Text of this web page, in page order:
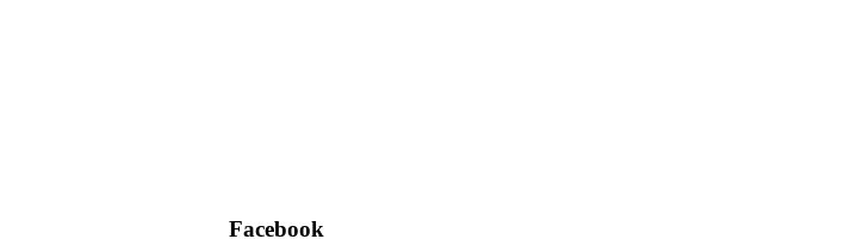
Facebook